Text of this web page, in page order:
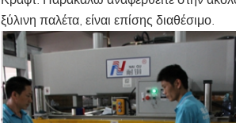
ξύλινη παλέτα, είναι επίσης διαθέσιμο.